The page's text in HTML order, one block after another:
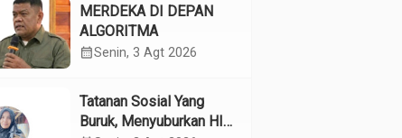
MERDEKA DI DEPAN
ALGORITMA
calendar_monthSenin, 3 Agt 2026
Tatanan Sosial Yang
Buruk, Menyuburkan HIV